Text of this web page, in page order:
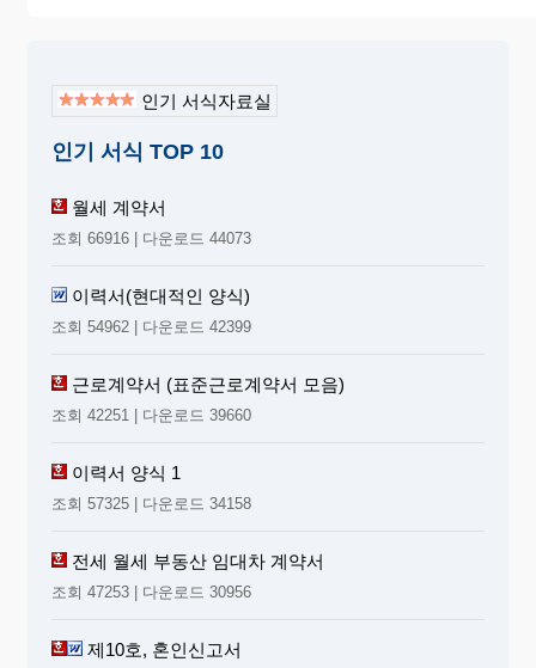
인기 서식자료실
인기 서식 TOP 10
월세 계약서
조회 66916 | 다운로드 44073
이력서(현대적인 양식)
조회 54962 | 다운로드 42399
근로계약서 (표준근로계약서 모음)
조회 42251 | 다운로드 39660
이력서 양식 1
조회 57325 | 다운로드 34158
전세 월세 부동산 임대차 계약서
조회 47253 | 다운로드 30956
제10호, 혼인신고서